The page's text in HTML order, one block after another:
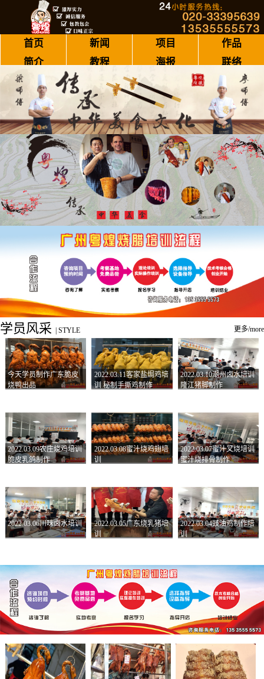
首页 新闻 项目
作品
简介
教程 海报 联络
学员风采 STYLE 更多/more
今天学员制作广东脆皮
烧鸭出品
2022.03.11客家盐焗鸡培
训 秘制手撕鸡制作
2022.03.10潮州卤水培训
隆江猪脚制作
2022.03.09农庄烧鸡培训
脆皮乳鸽制作
2022.03.08蜜汁烧鸡翅培
训
2022.03.07蜜汁叉烧培训
蜜汁烧排骨制作
2022.03.06川味卤水培训
2022.03.05广东烧乳猪培
训
2022.03.04豉油鸡制作培
训